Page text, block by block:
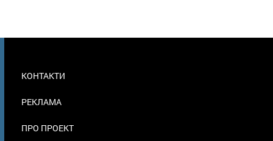
В
КОНТАКТИ
РЕКЛАМА
ПРО ПРОЕКТ